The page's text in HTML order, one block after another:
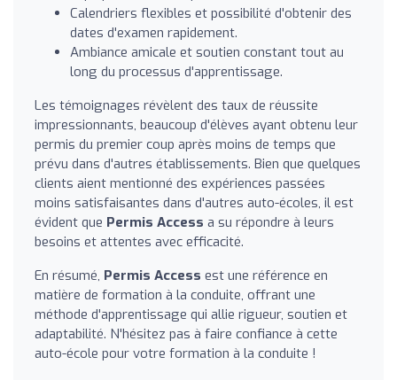
Calendriers flexibles et possibilité d'obtenir des
dates d'examen rapidement.
Ambiance amicale et soutien constant tout au
long du processus d'apprentissage.
Les témoignages révèlent des taux de réussite
impressionnants, beaucoup d'élèves ayant obtenu leur
permis du premier coup après moins de temps que
prévu dans d'autres établissements. Bien que quelques
clients aient mentionné des expériences passées
moins satisfaisantes dans d'autres auto-écoles, il est
évident que Permis Access a su répondre à leurs
besoins et attentes avec efficacité.
En résumé, Permis Access est une référence en
matière de formation à la conduite, offrant une
méthode d'apprentissage qui allie rigueur, soutien et
adaptabilité. N'hésitez pas à faire confiance à cette
auto-école pour votre formation à la conduite !